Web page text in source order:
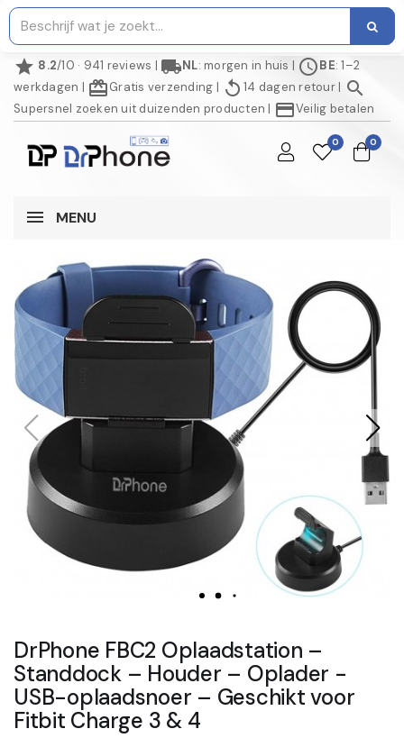
star 8.2/10 · 941 reviews | local_shippingNL: morgen in huis | scheduleBE: 1–2
werkdagen | redeemGratis verzending | replay 14 dagen retour| search
Supersnel zoeken uit duizenden producten | credit_cardVeilig betalen
0 0
MENU
DrPhone FBC2 Oplaadstation –
Standdock – Houder – Oplader -
USB-oplaadsnoer – Geschikt voor
Fitbit Charge 3 & 4